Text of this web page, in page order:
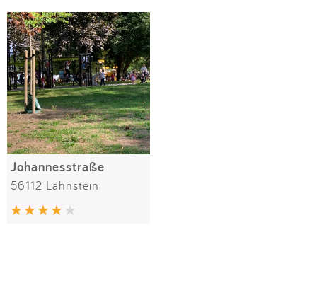
Anmelden
SPIELGERÄTE
Johannesstraße
56112 Lahnstein